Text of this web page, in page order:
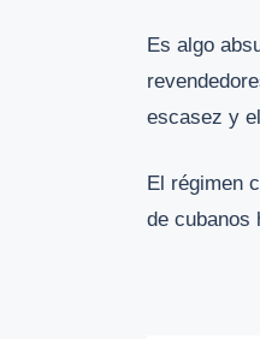
Es algo
escasez y
El régimen
de cubanos